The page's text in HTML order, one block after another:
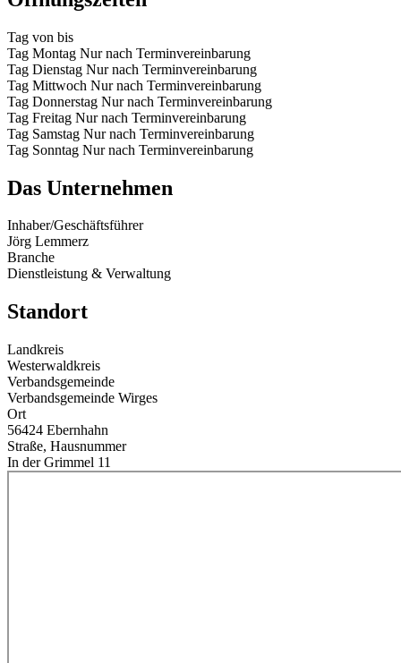
Tag von bis
Tag Montag Nur nach Terminvereinbarung
Tag Dienstag Nur nach Terminvereinbarung
Tag Mittwoch Nur nach Terminvereinbarung
Tag Donnerstag Nur nach Terminvereinbarung
Tag Freitag Nur nach Terminvereinbarung
Tag Samstag Nur nach Terminvereinbarung
Tag Sonntag Nur nach Terminvereinbarung
Das Unternehmen
Inhaber/Geschäftsführer
Jörg Lemmerz
Branche
Dienstleistung & Verwaltung
Standort
Landkreis
Westerwaldkreis
Verbandsgemeinde
Verbandsgemeinde Wirges
Ort
56424 Ebernhahn
Straße, Hausnummer
In der Grimmel 11